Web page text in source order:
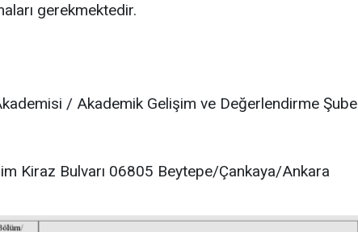
gerekmektedir.
/ Akademik Gelişim ve Değerlendirme Şube
Kiraz Bulvarı 06805 Beytepe/Çankaya/Ankara